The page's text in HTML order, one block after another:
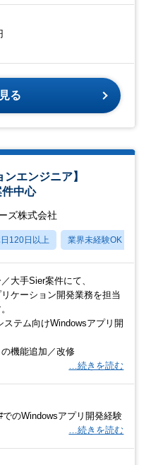
る
エンジニア】
中心
ズ株式会社
120日以上 業界未経験OK
大手Sier案件にて、
ケーション開発業務を担当
ステム向けWindowsアプリ開
の機能追加／改修
…続きを読む
でのWindowsアプリ開発経験
…続きを読む